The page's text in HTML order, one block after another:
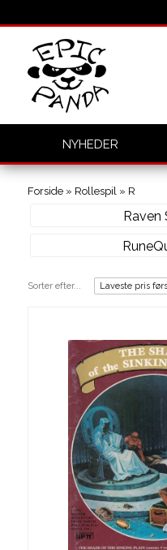
NYHEDER
Forside» Rollespil» R
Raven
Sorter efter... Laveste pris